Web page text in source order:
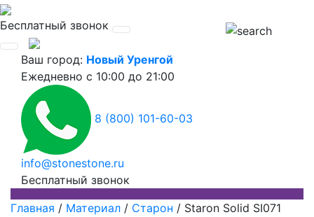
Бесплатный звонок
Ваш город: Новый Уренгой
Ежедневно с 10:00 до 21:00
8 (800) 101-60-03
info@stonestone.ru
Бесплатный звонок
Главная / Материал / Старон / Staron Solid SI071